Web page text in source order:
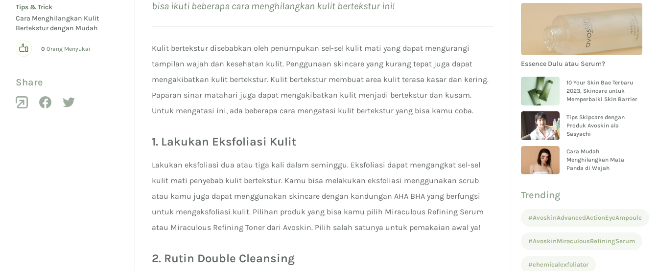
Tips & Trick
Cara Menghilangkan Kulit
Bertekstur dengan Mudah
0 Orang Menyukai
Share
bisa ikuti beberapa cara menghilangkan kulit bertekstur ini!
Kulit bertekstur disebabkan oleh penumpukan sel-sel kulit mati yang dapat mengurangi
tampilan wajah dan kesehatan kulit. Penggunaan skincare yang kurang tepat juga dapat
mengakibatkan kulit bertekstur. Kulit bertekstur membuat area kulit terasa kasar dan kering.
Paparan sinar matahari juga dapat mengakibatkan kulit menjadi bertekstur dan kusam.
Untuk mengatasi ini, ada beberapa cara mengatasi kulit bertekstur yang bisa kamu coba.
1. Lakukan Eksfoliasi Kulit
Lakukan eksfoliasi dua atau tiga kali dalam seminggu. Eksfoliasi dapat mengangkat sel-sel
kulit mati penyebab kulit bertekstur. Kamu bisa melakukan eksfoliasi menggunakan scrub
atau kamu juga dapat menggunakan skincare dengan kandungan AHA BHA yang berfungsi
untuk mengeksfoliasi kulit. Pilihan produk yang bisa kamu pilih Miraculous Refining Serum
atau Miraculous Refining Toner dari Avoskin. Pilih salah satunya untuk pemakaian awal ya!
2. Rutin Double Cleansing
Essence Dulu atau Serum?
10 Your Skin Bae Terbaru
2023, Skincare untuk
Memperbaiki Skin Barrier
Tips Skipcare dengan
Produk Avoskin ala
Sasyachi
Cara Mudah
Menghilangkan Mata
Panda di Wajah
Trending
#AvoskinAdvancedActionEyeAmpoule
#AvoskinMiraculousRefiningSerum
#chemicalexfoliator